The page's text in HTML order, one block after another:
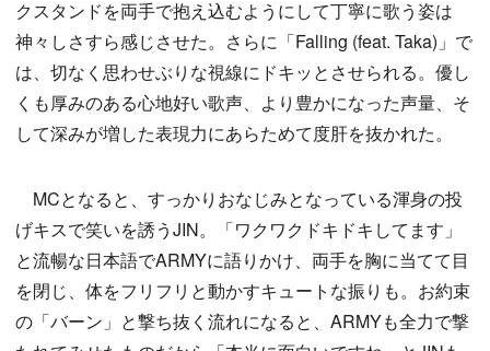
クスタンドを両手で抱え込むようにして丁寧に歌う姿は
神々しさすら感じさせた。さらに「Falling (feat. Taka)」で
は、切なく思わせぶりな視線にドキッとさせられる。優し
くも厚みのある心地好い歌声、より豊かになった声量、そ
して深みが増した表現力にあらためて度肝を抜かれた。
MCとなると、すっかりおなじみとなっている渾身の投
げキスで笑いを誘うJIN。「ワクワクドキドキしてます」
と流暢な日本語でARMYに語りかけ、両手を胸に当てて目
を閉じ、体をフリフリと動かすキュートな振りも。お約束
の「バーン」と撃ち抜く流れになると、ARMYも全力で撃